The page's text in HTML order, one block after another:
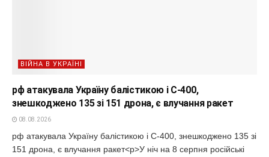
ВІЙНА В УКРАЇНІ
рф атакувала Україну балістикою і С-400,
знешкоджено 135 зі 151 дрона, є влучання ракет
08.08.2026
рф атакувала Україну балістикою і С-400, знешкоджено 135 зі
151 дрона, є влучання ракет<p>У ніч на 8 серпня російські